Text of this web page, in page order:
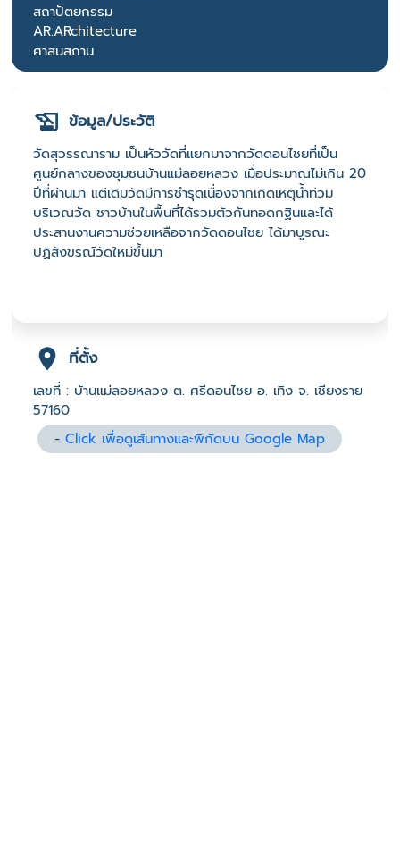
สถาปัตยกรรม
AR:ARchitecture
ศาสนสถาน
ข้อมูล/ประวัติ
วัดสุวรรณาราม เป็นหัววัดที่แยกมาจากวัดดอนไชยที่เป็น
ศูนย์กลางของชุมชนบ้านแม่ลอยหลวง เมื่อประมาณไม่เกิน 20
ปีที่ผ่านมา แต่เดิมวัดมีการชำรุดเนื่องจากเกิดเหตุน้ำท่วม
บริเวณวัด ชาวบ้านในพื้นที่ได้รวมตัวกันทอดกฐินและได้
ประสานงานความช่วยเหลือจากวัดดอนไชย ได้มาบูรณะ
ปฏิสังขรณ์วัดใหม่ขึ้นมา
ที่ตั้ง
เลขที่ : บ้านแม่ลอยหลวง ต. ศรีดอนไชย อ. เทิง จ. เชียงราย
57160
-Click เพื่อดูเส้นทางและพิกัดบน Google Map